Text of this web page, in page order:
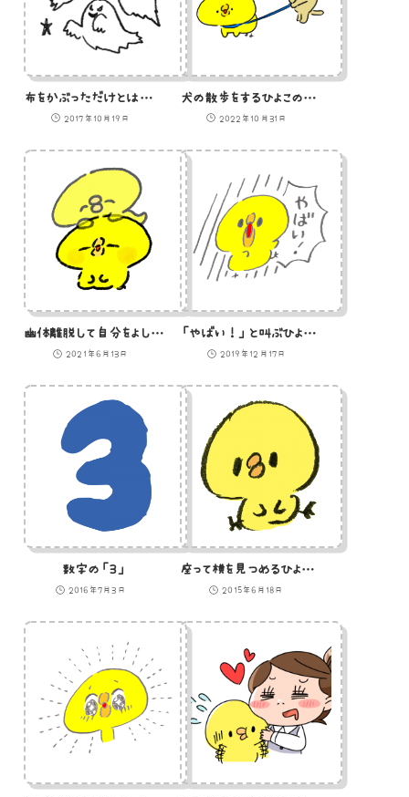
布をかぶっただけとは思えないゴーストのイラスト
2017年10月19日
犬の散歩をするひよこのイラスト
2022年10月31日
幽体離脱して自分をよしよしするひよこ（GIFアニメ）
2021年6月13日
「やばい！」と叫ぶひよこのイラスト
2019年12月17日
数字の「３」
2016年7月3日
座って横を見つめるひよこのイラスト
2015年6月18日